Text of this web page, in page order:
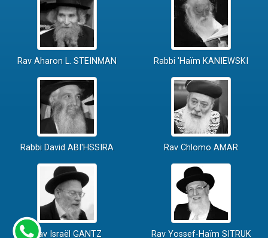
Rav Aharon L. STEINMAN Rabbi 'Haïm KANIEWSKI
Rabbi David ABI'HSSIRA Rav Chlomo AMAR
Rav Israël GANTZ Rav Yossef-Haïm SITRUK